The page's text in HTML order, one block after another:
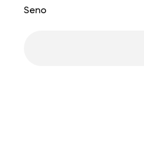
Seno